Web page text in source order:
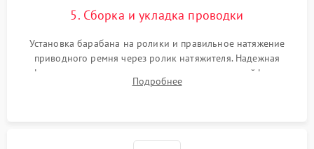
5. Сборка и укладка проводки
Установка барабана на ролики и правильное натяжение
приводного ремня через ролик натяжителя. Надежная
фиксация всех узлов, подключение клемм и шлейфов к
модулю управления. Монтаж корпусных панелей, люка и
Подробнее